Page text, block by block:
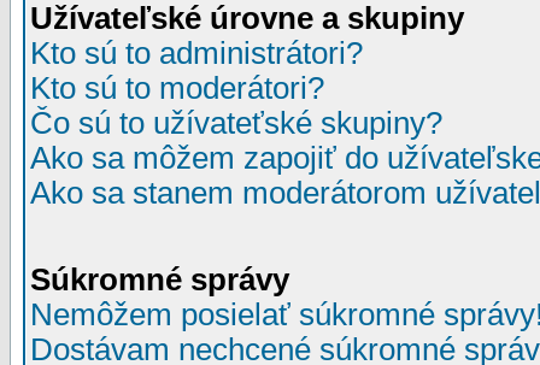
Užívateľské úrovne a skupiny
Kto sú to administrátori?
Kto sú to moderátori?
Čo sú to užívateťské skupiny?
Ako sa môžem zapojiť do
Ako sa stanem moderátorom
Súkromné správy
Nemôžem posielať súkromné
Dostávam nechcené súkromné